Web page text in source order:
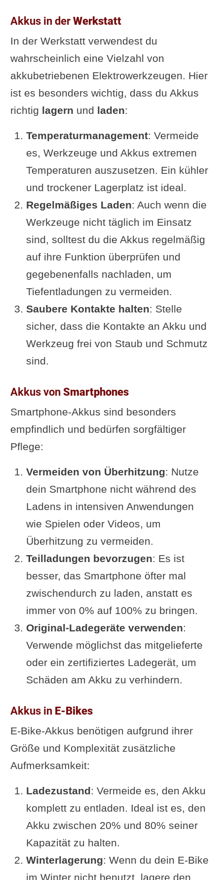
Akkus in derWerkstatt
In der Werkstatt verwendest du
wahrscheinlich eine Vielzahl von
akkubetriebenen Elektrowerkzeugen. Hier
ist es besonders wichtig, dass du Akkus
richtig lagern und laden:
Temperaturmanagement: Vermeide
es, Werkzeuge und Akkus extremen
Temperaturen auszusetzen. Ein kühler
und trockener Lagerplatz ist ideal.
Regelmäßiges Laden: Auch wenn die
Werkzeuge nicht täglich im Einsatz
sind, solltest du die Akkus regelmäßig
auf ihre Funktion überprüfen und
gegebenenfalls nachladen, um
Tiefentladungen zu vermeiden.
Saubere Kontakte halten: Stelle
sicher, dass die Kontakte an Akku und
Werkzeug frei von Staub und Schmutz
sind.
Akkus vonSmartphones
Smartphone-Akkus sind besonders
empfindlich und bedürfen sorgfältiger
Pflege:
Vermeiden von Überhitzung: Nutze
dein Smartphone nicht während des
Ladens in intensiven Anwendungen
wie Spielen oder Videos, um
Überhitzung zu vermeiden.
Teilladungen bevorzugen: Es ist
besser, das Smartphone öfter mal
zwischendurch zu laden, anstatt es
immer von 0% auf 100% zu bringen.
Original-Ladegeräte verwenden:
Verwende möglichst das mitgelieferte
oder ein zertifiziertes Ladegerät, um
Schäden am Akku zu verhindern.
Akkus in E-Bikes
E-Bike-Akkus benötigen aufgrund ihrer
Größe und Komplexität zusätzliche
Aufmerksamkeit:
Ladezustand: Vermeide es, den Akku
komplett zu entladen. Ideal ist es, den
Akku zwischen 20% und 80% seiner
Kapazität zu halten.
Winterlagerung: Wenn du dein E-Bike
im Winter nicht benutzt, lagere den